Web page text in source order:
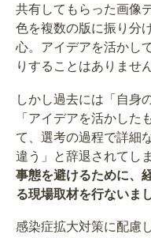
共有してもらった画像
色を複数の版に振り分
心。アイデアを活かし
りすることはありません
しかし過去には「自身
「アイデアを活かした
て、選考の過程で詳細
違う」と辞退されてし
事態を避けるために、
る現場取材を行ないま
感染症拡大対策に配慮